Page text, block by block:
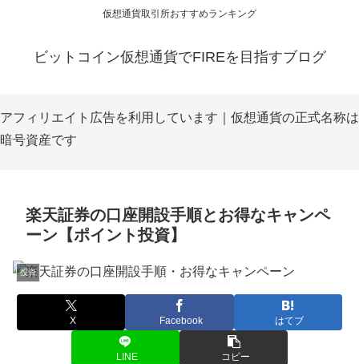
仮想通貨取引所おすすめランキング
ビットコイン仮想通貨でFIREを目指すブログ
アフィリエイト広告を利用しています｜仮想通貨の正式名称は
暗号資産です
楽天証券の口座開設手順とお得なキャンペ
ーン【ポイント投資】
投資
X Facebook はてブ
LINE コピー